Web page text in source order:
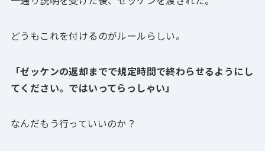
どうもこれを付けるのがルールらしい。
「ゼッケンの返却までで規定時間で終わらせるようにし
てください。ではいってらっしゃい」
なんだもう行っていいのか？